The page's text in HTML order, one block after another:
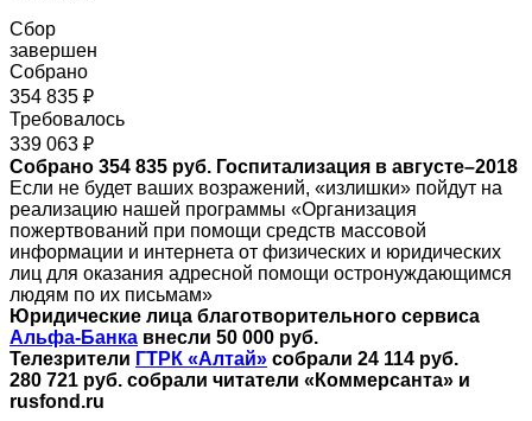
Сбор
завершен
Собрано
354 835 ₽
Требовалось
339 063 ₽
Собрано 354 835 руб. Госпитализация в августе–2018
Если не будет ваших возражений, «излишки» пойдут на
реализацию нашей программы «Организация
пожертвований при помощи средств массовой
информации и интернета от физических и юридических
лиц для оказания адресной помощи остронуждающимся
людям по их письмам»
Юридические лица благотворительного сервиса
Альфа-Банка внесли 50 000 руб.
Телезрители ГТРК «Алтай» собрали 24 114 руб.
280 721 руб. собрали читатели «Коммерсанта» и
rusfond.ru